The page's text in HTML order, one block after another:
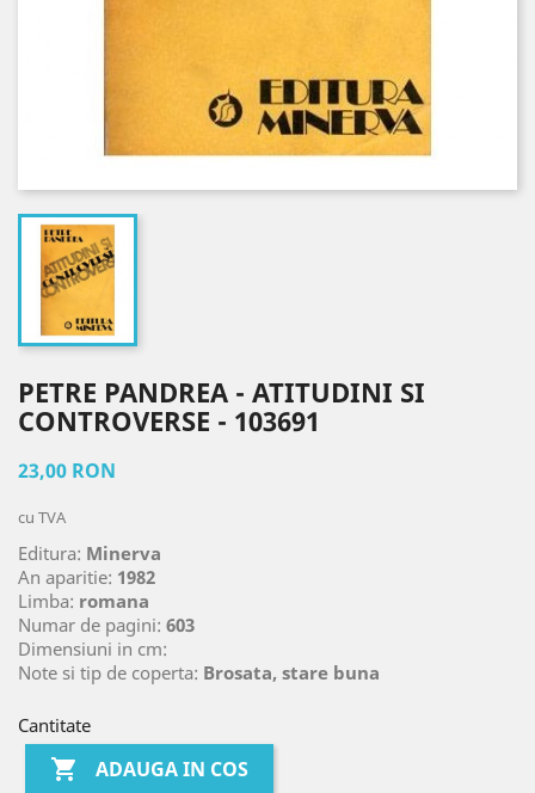
PETRE PANDREA - ATITUDINI SI
CONTROVERSE - 103691
23,00 RON
cu TVA
Editura: Minerva
An aparitie: 1982
Limba: romana
Numar de pagini: 603
Dimensiuni in cm:
Note si tip de coperta: Brosata, stare buna
Cantitate
 ADAUGA IN COS